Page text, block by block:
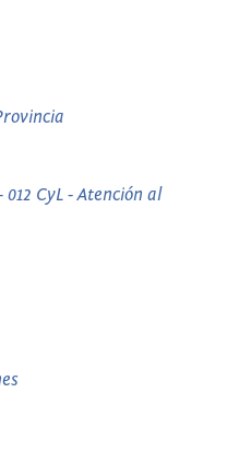
CyL - Atención al